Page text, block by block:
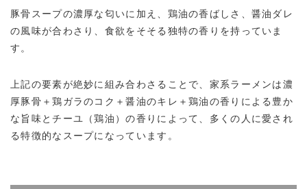
豚骨スープの濃厚な匂いに加え、鶏油の香ばしさ、醤油ダレ
の風味が合わさり、食欲をそそる独特の香りを持っていま
す。
上記の要素が絶妙に組み合わさることで、家系ラーメンは濃
厚豚骨＋鶏ガラのコク＋醤油のキレ＋鶏油の香りによる豊か
な旨味とチーユ（鶏油）の香りによって、多くの人に愛され
る特徴的なスープになっています。